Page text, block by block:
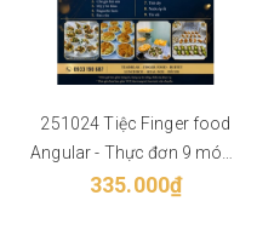
251024 Tiệc Finger food
Angular - Thực đơn 9 món -
Phù hợp từ 40 khách
335.000₫